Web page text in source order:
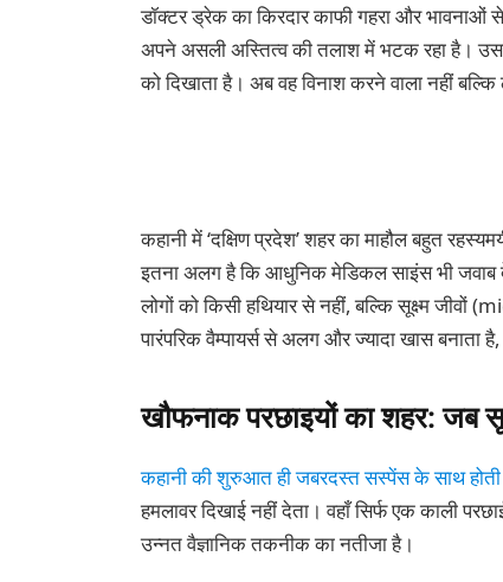
डॉक्टर ड्रेक का किरदार काफी गहरा और
अपने असली अस्तित्व की तलाश में भटक रहा है।
को दिखाता है। अब वह विनाश करने वाला नहीं बल्कि
कहानी में ‘दक्षिण प्रदेश’ शहर का माहौल बहुत
इतना अलग है कि आधुनिक मेडिकल साइंस भी जवाब
लोगों को किसी हथियार से नहीं, बल्कि सूक्ष्म जीवों
पारंपरिक वैम्पायर्स से अलग और ज्यादा खास बनाता
खौफनाक परछाइयों का शहर: जब
कहानी की शुरुआत ही जबरदस्त सस्पेंस के साथ
हमलावर दिखाई नहीं देता। वहाँ सिर्फ एक काली
उन्नत वैज्ञानिक तकनीक का नतीजा है।